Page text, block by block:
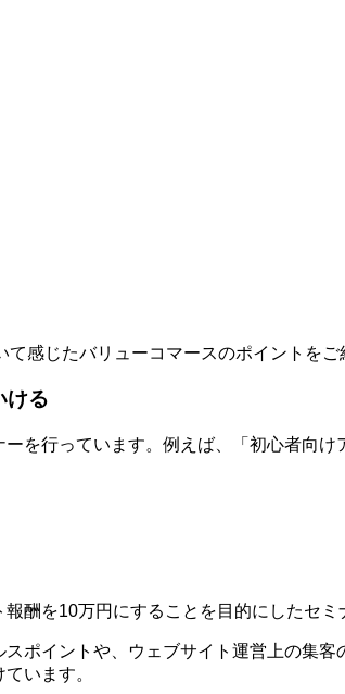
感じたバリューコマースのポイントをご
ける
を行っています。例えば、「初心者向
酬を10万円にすることを目的にしたセミ
ポイントや、ウェブサイト運営上の集
います。